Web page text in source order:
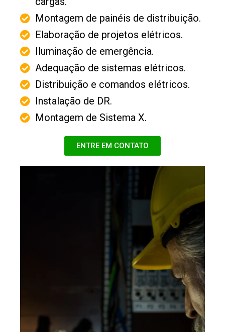
Montagem de painéis de distribuição.
Elaboração de projetos elétricos.
Iluminação de emergência.
Adequação de sistemas elétricos.
Distribuição e comandos elétricos.
Instalação de DR.
Montagem de Sistema X.
ENTRE EM CONTATO